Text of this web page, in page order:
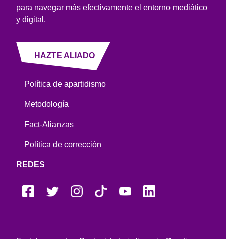
para navegar más efectivamente el entorno mediático
y digital.
HAZTE ALIADO
Política de apartidismo
Metodología
Fact-Alianzas
Política de corrección
REDES